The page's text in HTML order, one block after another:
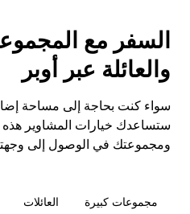
السفر مع
والعائلة عبر أوبر
سواء كنت بحاجة إلى مساحة
ومجموعتك في الوصول إلى
مجموعات كبيرة العائلات